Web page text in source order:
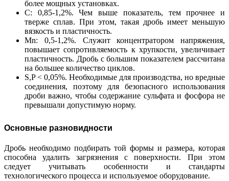
более мощных установках.
С: 0,85-1,2%. Чем выше показатель, тем прочнее и
тверже сплав. При этом, такая дробь имеет меньшую
вязкость и пластичность.
Мn: 0,5-1,2%. Служит концентратором напряжения,
повышает сопротивляемость к хрупкости, увеличивает
пластичность. Дробь с большим показателем рассчитана
на большее количество циклов.
S,P < 0,05%. Необходимые для производства, но вредные
соединения, поэтому для безопасного использования
дроби важно, чтобы содержание сульфата и фосфора не
превышали допустимую норму.
Основные разновидности
Дробь необходимо подбирать той формы и размера, которая
способна удалить загрязнения с поверхности. При этом
следует учитывать особенности и стандарты
технологического процесса и используемое оборудование.